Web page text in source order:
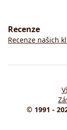
Recenze
Recenze našich
© 1991 -